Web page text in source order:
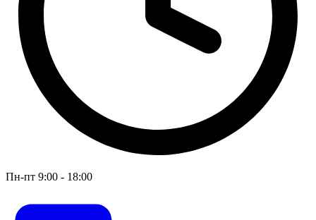
Пн-пт 9:00 - 18:00